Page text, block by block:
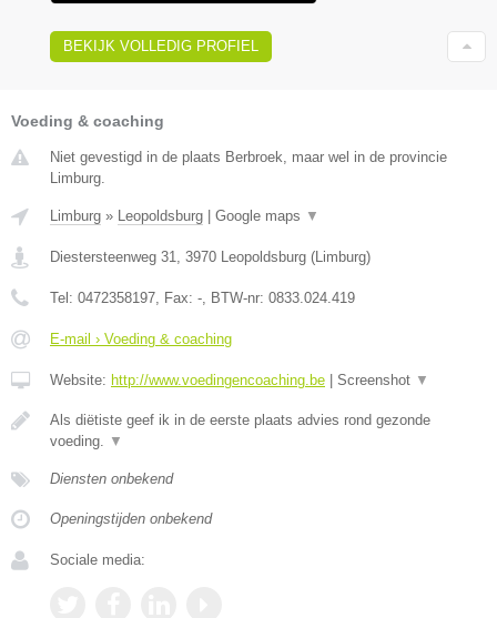
BEKIJK VOLLEDIG PROFIEL
Voeding & coaching
Niet gevestigd in de plaats Berbroek, maar wel in de provincie
Limburg.
Limburg » Leopoldsburg Google maps ▼
Diestersteenweg 31, 3970 Leopoldsburg (Limburg)
Tel: 0472358197, Fax: -, BTW-nr: 0833.024.419
E-mail › Voeding & coaching
Website: http://www.voedingencoaching.be Screenshot ▼
Als diëtiste geef ik in de eerste plaats advies rond gezonde
voeding. ▼
Diensten onbekend
Openingstijden onbekend
Sociale media: